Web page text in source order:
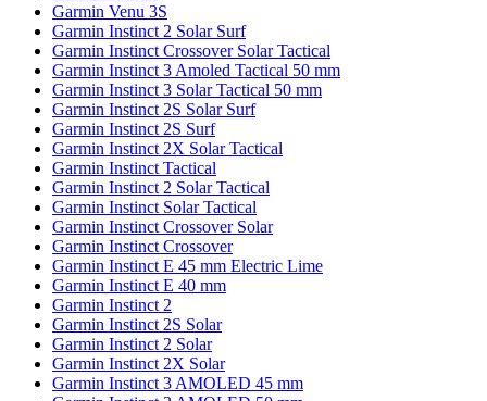
Garmin Venu 3S
Garmin Instinct 2 Solar Surf
Garmin Instinct Crossover Solar Tactical
Garmin Instinct 3 Amoled Tactical 50 mm
Garmin Instinct 3 Solar Tactical 50 mm
Garmin Instinct 2S Solar Surf
Garmin Instinct 2S Surf
Garmin Instinct 2X Solar Tactical
Garmin Instinct Tactical
Garmin Instinct 2 Solar Tactical
Garmin Instinct Solar Tactical
Garmin Instinct Crossover Solar
Garmin Instinct Crossover
Garmin Instinct E 45 mm Electric Lime
Garmin Instinct E 40 mm
Garmin Instinct 2
Garmin Instinct 2S Solar
Garmin Instinct 2 Solar
Garmin Instinct 2X Solar
Garmin Instinct 3 AMOLED 45 mm